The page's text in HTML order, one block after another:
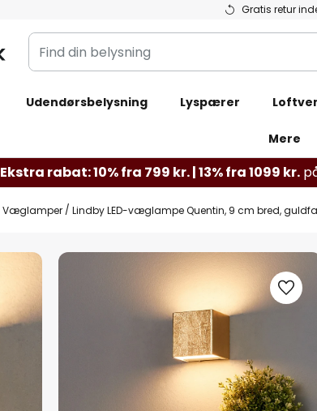
Gratis retur
Find
din
Udendørsbelysning Lyspærer
Mere
Ekstra rabat: 10% fra 799 kr. | 13% fra 1099 kr.
Væglamper Lindby LED-væglampe Quentin, 9 cm bred,